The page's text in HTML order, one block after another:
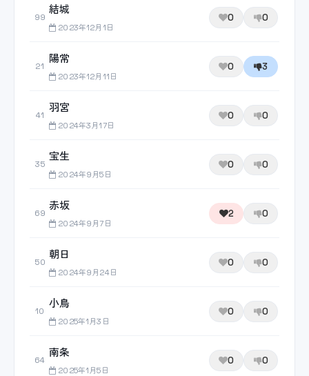
99
結城
2023年12月1日
0 0
21
陽常
2023年12月11日
0 3
41
羽宮
2024年3月17日
0 0
35
宝生
2024年9月5日
0 0
69
赤坂
2024年9月7日
2 0
50
朝日
2024年9月24日
0 0
10
小鳥
2025年1月3日
0 0
64
南条
2025年1月5日
0 0